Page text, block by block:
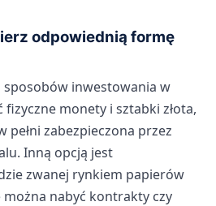
odpowiednią formę
inwestowania w
fizyczne monety i sztabki złota,
pełni zabezpieczona przez
Inną opcją jest
zwanej rynkiem papierów
nabyć kontrakty czy